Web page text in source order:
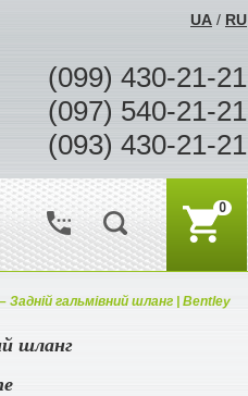
UA / RU
(099) 430-21-21
(097) 540-21-21
(093) 430-21-21
0
– Задній гальмівний шланг | Bentley
шланг